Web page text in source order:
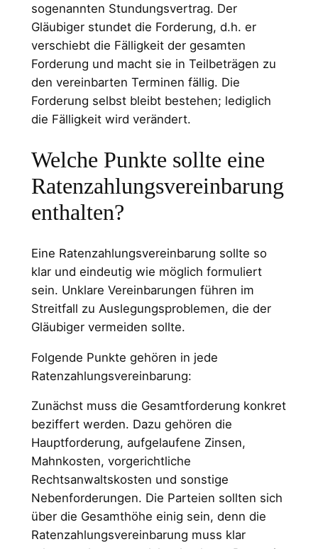
sogenannten Stundungsvertrag. Der
Gläubiger stundet die Forderung, d.h. er
verschiebt die Fälligkeit der gesamten
Forderung und macht sie in Teilbeträgen zu
den vereinbarten Terminen fällig. Die
Forderung selbst bleibt bestehen; lediglich
die Fälligkeit wird verändert.
Welche Punkte sollte eine
Ratenzahlungsvereinbarung
enthalten?
Eine Ratenzahlungsvereinbarung sollte so
klar und eindeutig wie möglich formuliert
sein. Unklare Vereinbarungen führen im
Streitfall zu Auslegungsproblemen, die der
Gläubiger vermeiden sollte.
Folgende Punkte gehören in jede
Ratenzahlungsvereinbarung:
Zunächst muss die Gesamtforderung konkret
beziffert werden. Dazu gehören die
Hauptforderung, aufgelaufene Zinsen,
Mahnkosten, vorgerichtliche
Rechtsanwaltskosten und sonstige
Nebenforderungen. Die Parteien sollten sich
über die Gesamthöhe einig sein, denn die
Ratenzahlungsvereinbarung muss klar